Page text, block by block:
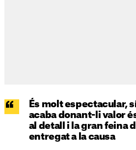
És molt espectacular,
acaba donant-li valor
al detall i la gran feina
entregat a la causa